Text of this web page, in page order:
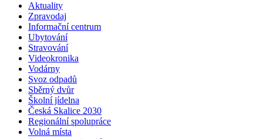
Aktuality
Zpravodaj
Informační centrum
Ubytování
Stravování
Videokronika
Vodárny
Svoz odpadů
Sběrný dvůr
Školní jídelna
Česká Skalice 2030
Regionální spolupráce
Volná místa